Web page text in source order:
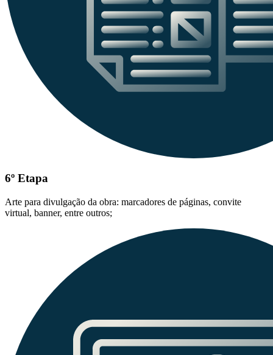
6º Etapa
Arte para divulgação da obra: marcadores de páginas, convite
virtual, banner, entre outros;